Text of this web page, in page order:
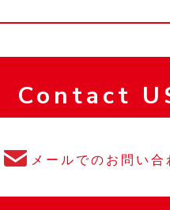
Contact
メールでのお問い合